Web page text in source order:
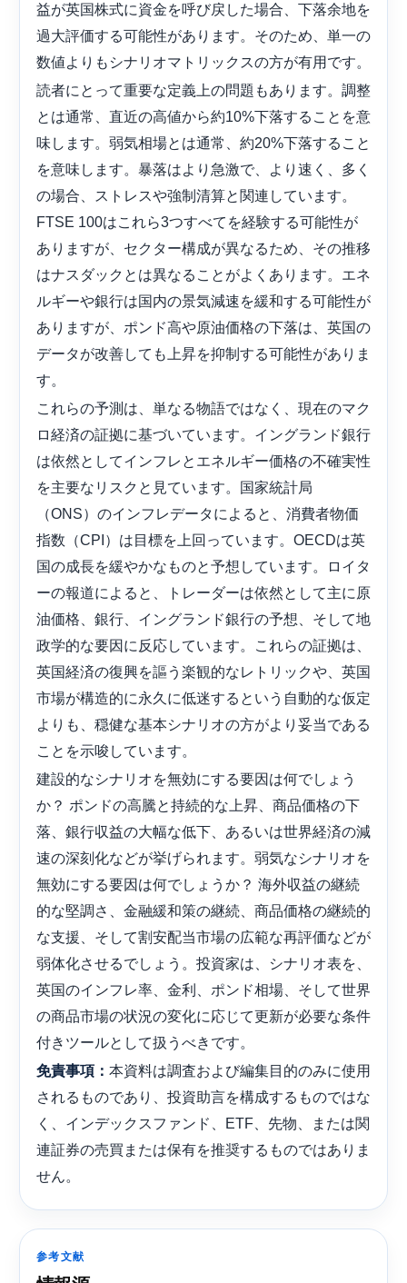
益が英国株式に資金を呼び戻した場合、下落余地を
過大評価する可能性があります。そのため、単一の
数値よりもシナリオマトリックスの方が有用です。
読者にとって重要な定義上の問題もあります。調整
とは通常、直近の高値から約10%下落することを意
味します。弱気相場とは通常、約20%下落すること
を意味します。暴落はより急激で、より速く、多く
の場合、ストレスや強制清算と関連しています。
FTSE 100はこれら3つすべてを経験する可能性が
ありますが、セクター構成が異なるため、その推移
はナスダックとは異なることがよくあります。エネ
ルギーや銀行は国内の景気減速を緩和する可能性が
ありますが、ポンド高や原油価格の下落は、英国の
データが改善しても上昇を抑制する可能性がありま
す。
これらの予測は、単なる物語ではなく、現在のマク
ロ経済の証拠に基づいています。イングランド銀行
は依然としてインフレとエネルギー価格の不確実性
を主要なリスクと見ています。国家統計局
（ONS）のインフレデータによると、消費者物価
指数（CPI）は目標を上回っています。OECDは英
国の成長を緩やかなものと予想しています。ロイタ
ーの報道によると、トレーダーは依然として主に原
油価格、銀行、イングランド銀行の予想、そして地
政学的な要因に反応しています。これらの証拠は、
英国経済の復興を謳う楽観的なレトリックや、英国
市場が構造的に永久に低迷するという自動的な仮定
よりも、穏健な基本シナリオの方がより妥当である
ことを示唆しています。
建設的なシナリオを無効にする要因は何でしょう
か？ ポンドの高騰と持続的な上昇、商品価格の下
落、銀行収益の大幅な低下、あるいは世界経済の減
速の深刻化などが挙げられます。弱気なシナリオを
無効にする要因は何でしょうか？ 海外収益の継続
的な堅調さ、金融緩和策の継続、商品価格の継続的
な支援、そして割安配当市場の広範な再評価などが
弱体化させるでしょう。投資家は、シナリオ表を、
英国のインフレ率、金利、ポンド相場、そして世界
の商品市場の状況の変化に応じて更新が必要な条件
付きツールとして扱うべきです。
免責事項： 本資料は調査および編集目的のみに使用
されるものであり、投資助言を構成するものではな
く、インデックスファンド、ETF、先物、または関
連証券の売買または保有を推奨するものではありま
せん。
参考文献